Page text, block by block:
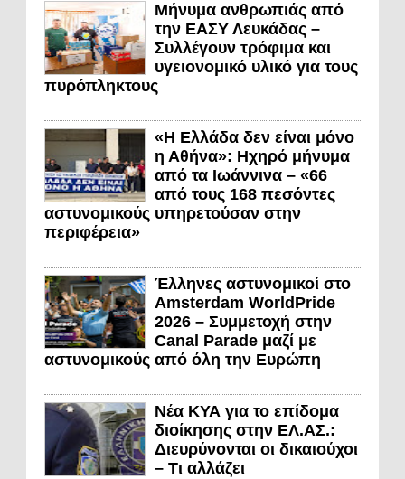
Μήνυμα ανθρωπιάς από
την ΕΑΣΥ Λευκάδας –
Συλλέγουν τρόφιμα και
υγειονομικό υλικό για τους
πυρόπληκτους
«Η Ελλάδα δεν είναι μόνο
η Αθήνα»: Ηχηρό μήνυμα
από τα Ιωάννινα – «66
από τους 168 πεσόντες
αστυνομικούς υπηρετούσαν στην
περιφέρεια»
Έλληνες αστυνομικοί στο
Amsterdam WorldPride
2026 – Συμμετοχή στην
Canal Parade μαζί με
αστυνομικούς από όλη την Ευρώπη
Νέα ΚΥΑ για το επίδομα
διοίκησης στην ΕΛ.ΑΣ.:
Διευρύνονται οι δικαιούχοι
– Τι αλλάζει